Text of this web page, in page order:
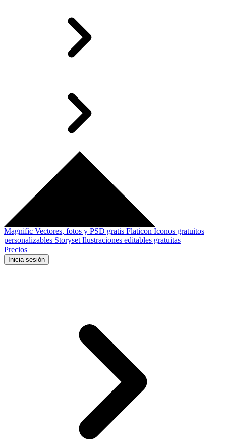
Magnific Vectores, fotos y PSD gratis Flaticon Iconos gratuitos
personalizables Storyset Ilustraciones editables gratuitas
Precios
Inicia sesión